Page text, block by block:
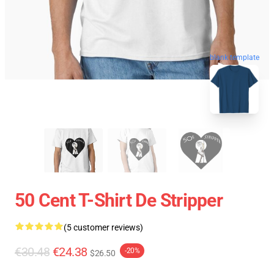
blank template
50 Cent T-Shirt De Stripper
(5 customer reviews)
€30.48 €24.38 $26.50 -20%